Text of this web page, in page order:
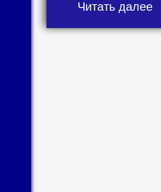
Читать далее